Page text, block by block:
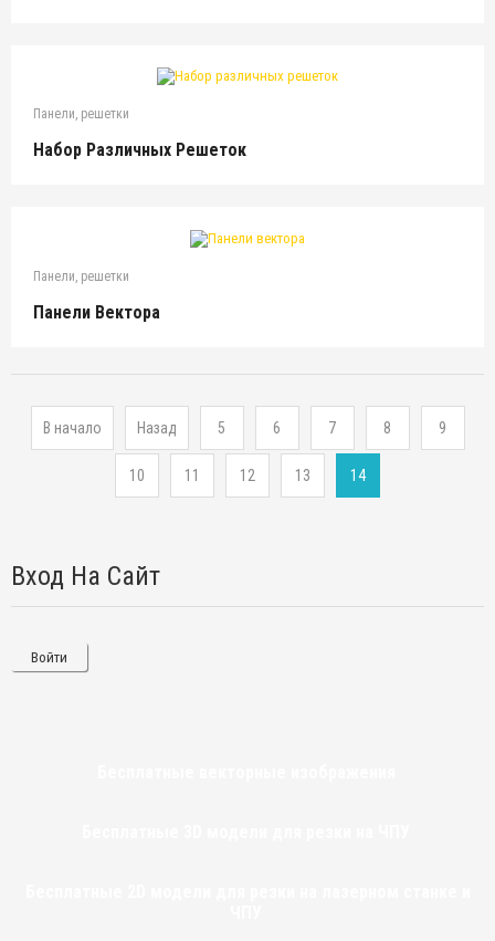
Панели, решетки
Набор Различных Решеток
Панели, решетки
Панели Вектора
В начало Назад 5 6 7 8 9
10 11 12 13 14
Вход На Сайт
Войти